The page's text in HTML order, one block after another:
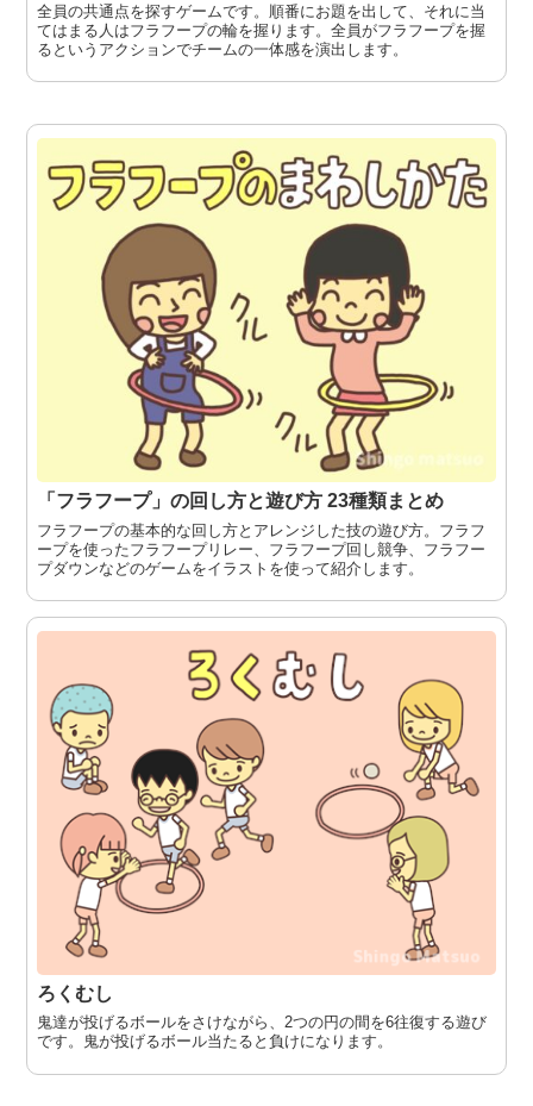
全員の共通点を探すゲームです。順番にお題を出して、それに当
てはまる人はフラフープの輪を握ります。全員がフラフープを握
るというアクションでチームの一体感を演出します。
「フラフープ」の回し方と遊び方 23種類まとめ
フラフープの基本的な回し方とアレンジした技の遊び方。フラフ
ープを使ったフラフープリレー、フラフープ回し競争、フラフー
プダウンなどのゲームをイラストを使って紹介します。
ろくむし
鬼達が投げるボールをさけながら、2つの円の間を6往復する遊び
です。鬼が投げるボール当たると負けになります。